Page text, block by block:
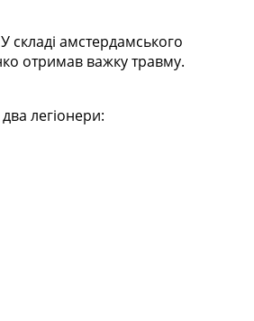
складі амстердамського
отримав важку травму.
легіонери: